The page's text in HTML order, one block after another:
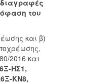
του
και β)
2016 και
ΗΣ1,
ΚΝ8,